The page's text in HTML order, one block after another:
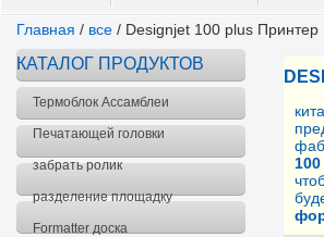
Главная / все / Designjet 100 plus
КАТАЛОГ ПРОДУКТОВ
Термоблок Ассамблеи
Печатающей головки
забрать ролик
разделение площадку
Formatter доска